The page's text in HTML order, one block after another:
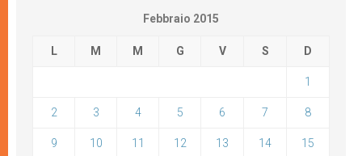
Febbraio 2015
L M M G V S D
1
2 3 4 5 6 7 8
9 10 11 12 13 14 15